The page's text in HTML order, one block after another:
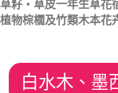
草籽‧草皮一年生草花
植物棕櫚及竹類木本花
白水木、墨